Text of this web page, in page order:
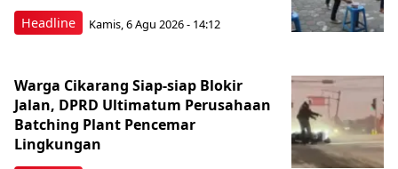
Headline Kamis, 6 Agu 2026 - 14:12
Warga Cikarang Siap-siap Blokir
Jalan, DPRD Ultimatum Perusahaan
Batching Plant Pencemar
Lingkungan